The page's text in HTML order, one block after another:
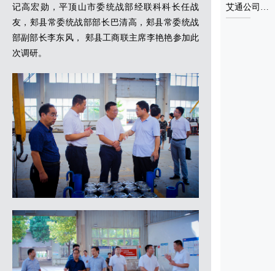
记高宏勋，平顶山市委统战部经联科科长任战
友，郏县常委统战部部长巴清高，郏县常委统战
部副部长李东风， 郏县工商联主席李艳艳参加此
次调研。
感动鹰城•
十大光彩助
学人物”颁
艾通公司调
研 助力企